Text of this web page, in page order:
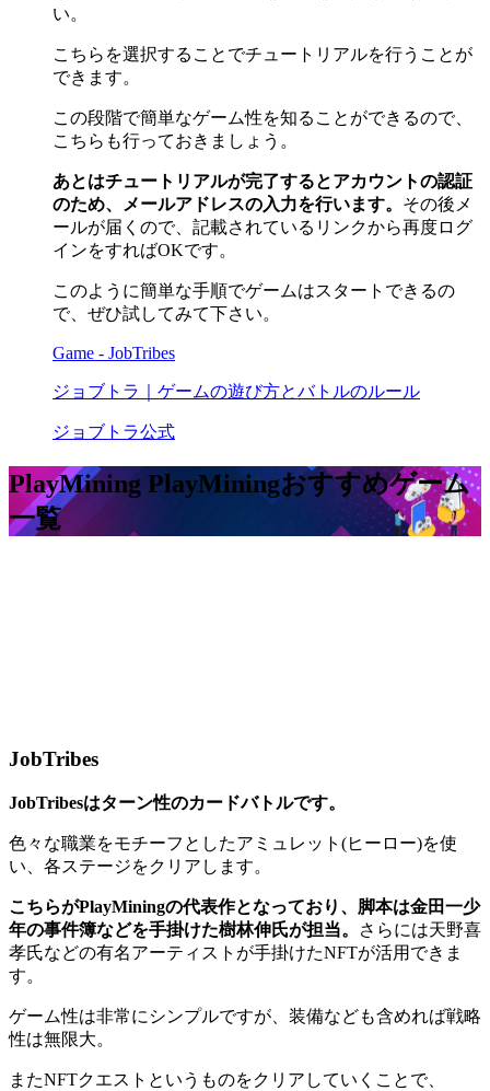
い。
こちらを選択することでチュートリアルを行うことが
できます。
この段階で簡単なゲーム性を知ることができるので、
こちらも行っておきましょう。
あとはチュートリアルが完了するとアカウントの認証
のため、メールアドレスの入力を行います。 その後メ
ールが届くので、記載されているリンクから再度ログ
インをすればOKです。
このように簡単な手順でゲームはスタートできるの
で、ぜひ試してみて下さい。
Game - JobTribes
ジョブトラ｜ゲームの遊び方とバトルのルール
ジョブトラ公式
PlayMining PlayMiningおすすめゲーム
一覧
JobTribes
JobTribesはターン性のカードバトルです。
色々な職業をモチーフとしたアミュレット(ヒーロー)を使
い、各ステージをクリアします。
こちらがPlayMiningの代表作となっており、脚本は金田一少
年の事件簿などを手掛けた樹林伸氏が担当。
さらには天野喜
孝氏などの有名アーティストが手掛けたNFTが活用できま
す。
ゲーム性は非常にシンプルですが、装備なども含めれば戦略
性は無限大。
またNFTクエストというものをクリアしていくことで、